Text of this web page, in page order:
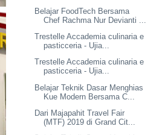
Belajar FoodTech Bersama
Chef Rachma Nur Devianti ...
Trestelle Accademia culinaria e
pasticceria - Ujia...
Trestelle Accademia culinaria e
pasticceria - Ujia...
Belajar Teknik Dasar Menghias
Kue Modern Bersama C...
Dari Majapahit Travel Fair
(MTF) 2019 di Grand Cit...